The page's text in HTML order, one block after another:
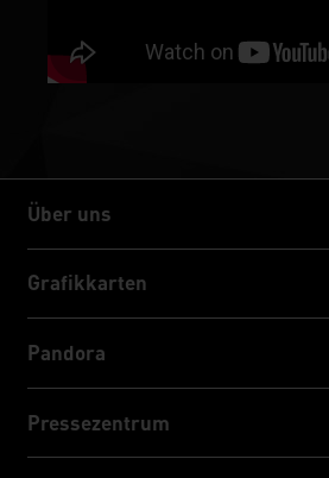
Über uns
Über uns
Grafikkarten
GeForce RTX™ 40 Series
GeForce RTX™ 30 Series
Pandora
NVIDIA Jetson Orin™ Nano Super
Pressezentrum